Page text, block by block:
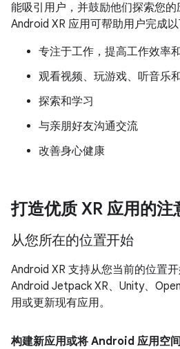
能吸引用户，并鼓励他们探索您的
Android XR 应用可帮助用户完成以
专注于工作，提高工作效率
观看视频、玩游戏、听音乐
探索和学习
与亲朋好友沟通交流
改善身心健康
打造优质 XR 应用的注
从您所在的位置开始
Android XR 支持从您当前的位置
Android Jetpack XR、Unity、
用或更新现有应用。
构建新应用或将 Android 应用空